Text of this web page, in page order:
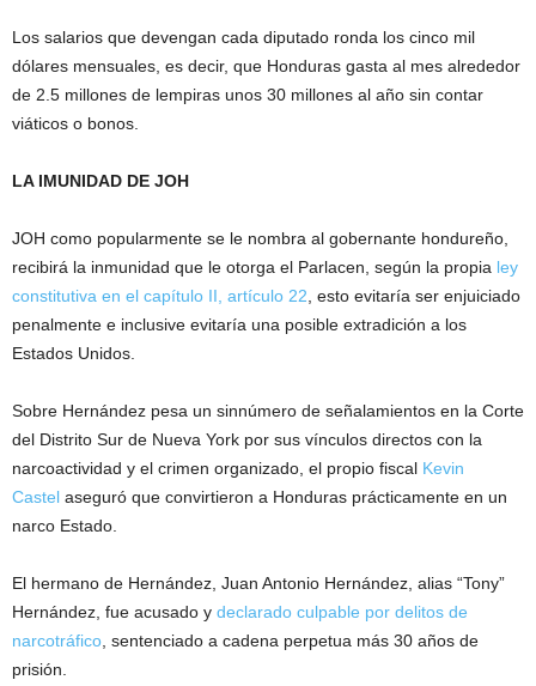
Los salarios que devengan cada diputado ronda los cinco mil
dólares mensuales, es decir, que Honduras gasta al mes alrededor
de 2.5 millones de lempiras unos 30 millones al año sin contar
viáticos o bonos.
LA IMUNIDAD DE JOH
JOH como popularmente se le nombra al gobernante hondureño,
recibirá la inmunidad que le otorga el Parlacen, según la propia ley
constitutiva en el capítulo II, artículo 22 , esto evitaría ser enjuiciado
penalmente e inclusive evitaría una posible extradición a los
Estados Unidos.
Sobre Hernández pesa un sinnúmero de señalamientos en la Corte
del Distrito Sur de Nueva York por sus vínculos directos con la
narcoactividad y el crimen organizado, el propio fiscal Kevin
Castel aseguró que convirtieron a Honduras prácticamente en un
narco Estado.
El hermano de Hernández, Juan Antonio Hernández, alias “Tony”
Hernández, fue acusado y declarado culpable por delitos de
narcotráfico , sentenciado a cadena perpetua más 30 años de
prisión.